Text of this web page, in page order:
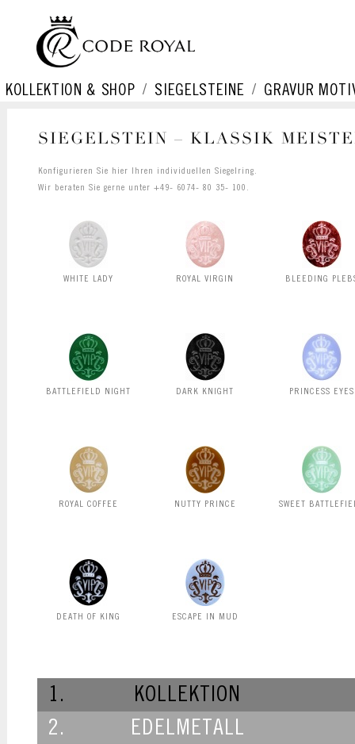
KOLLEKTION & SHOP SIEGELSTEINE GRAVUR
SIEGELSTEIN – KLASSIK
Konfigurieren Sie hier Ihren individuellen Siegelring.
Wir beraten Sie gerne unter +49- 6074- 80 35- 100.
1.
KOLLEKTION
2.
EDELMETALL
WHITE LADY ROYAL VIRGIN BLEEDING
BATTLEFIELD NIGHT DARK KNIGHT PRINCESS EYES
ROYAL COFFEE NUTTY PRINCE SWEET
DEATH OF KING ESCAPE IN MUD